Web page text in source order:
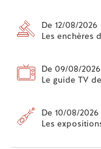
De 12/08/
Les enchères
De 09/08/
Le guide TV
De 10/08/
Les